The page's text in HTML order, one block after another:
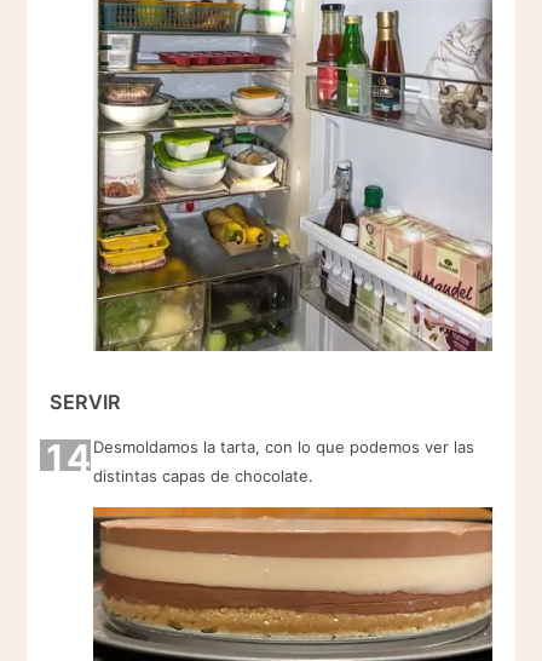
SERVIR
14 Desmoldamos la tarta, con lo que podemos ver las
distintas capas de chocolate.